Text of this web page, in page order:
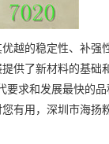
越的稳定性、补强
供了新材料的基础
要求和发展最快的
有用，深圳市海扬